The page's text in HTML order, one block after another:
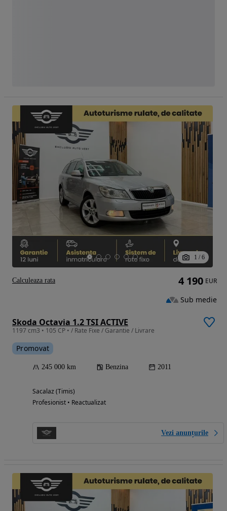
1 / 6
Skoda Octavia 1.2 TSI ACTIVE
1197 cm3 • 105 CP • / Rate Fixe / Garantie / Livrare
Promovat
245 000 km Benzina 2011
Sacalaz (Timis)
Profesionist • Reactualizat
Vezi anunțurile
4 190 EUR
Sub medie
Calculeaza rata